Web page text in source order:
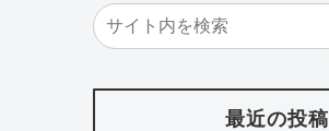
最近の投稿